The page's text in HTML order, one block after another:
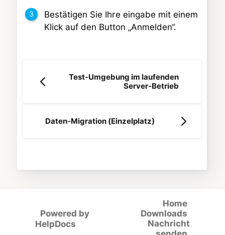
Bestätigen Sie Ihre eingabe mit einem
Klick auf den Button „Anmelden“.
Test-Umgebung im laufenden
Server-Betrieb
Daten-Migration (Einzelplatz)
Powered by
HelpDocs (opens in a new tab)
Home
Downloads
Nachricht